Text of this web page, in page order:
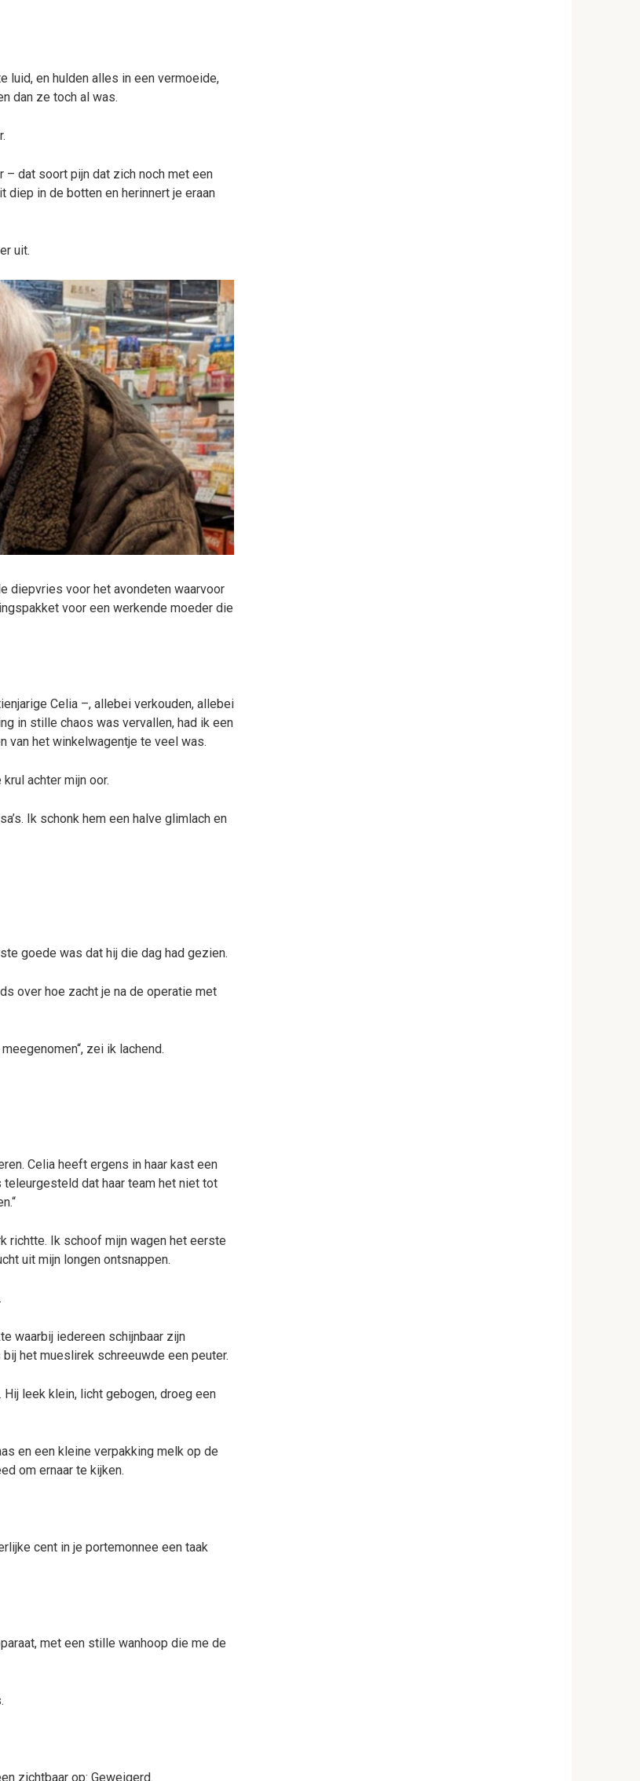
luid, en hulden alles in een vermoeide,
dan ze toch al was.
– dat soort pijn dat zich noch met een
diep in de botten en herinnert je eraan
uit.
diepvries voor het avondeten waarvoor
voor een werkende moeder die
Celia –, allebei verkouden, allebei
in stille chaos was vervallen, had ik een
van het winkelwagentje te veel was.
achter mijn oor.
Ik schonk hem een halve glimlach en
goede was dat hij die dag had gezien.
over hoe zacht je na de operatie met
zei ik lachend.
Celia heeft ergens in haar kast een
dat haar team het niet tot
richtte. Ik schoof mijn wagen het eerste
uit mijn longen ontsnappen.
waarbij iedereen schijnbaar zijn
het mueslirek schreeuwde een peuter.
leek klein, licht gebogen, droeg een
en een kleine verpakking melk op de
om ernaar te kijken.
cent in je portemonnee een taak
met een stille wanhoop die me de
zichtbaar op: Geweigerd.